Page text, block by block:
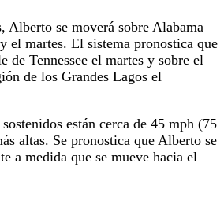
Alberto se moverá sobre Alabama
el martes. El sistema pronostica que
de Tennessee el martes y sobre el
de los Grandes Lagos el
están cerca de 45 mph (75
altas. Se pronostica que Alberto se
a medida que se mueve hacia el